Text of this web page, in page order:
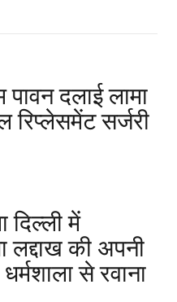
दलाई लामा
सर्जरी
दिल्ली में
लद्दाख की अपनी
से रवाना